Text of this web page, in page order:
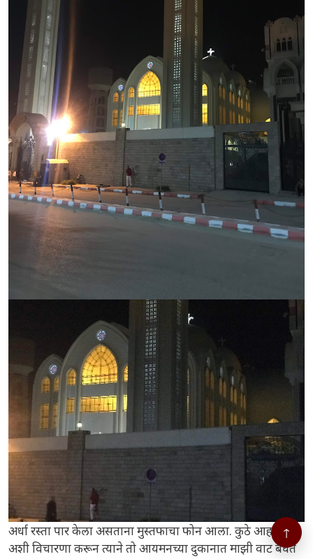
अर्धा रस्ता पार केला असताना मुस्तफाचा फोन आला. कुठे आहात
अशी विचारणा करून त्याने तो आयमनच्या दुकानात माझी वाट बघत
↑